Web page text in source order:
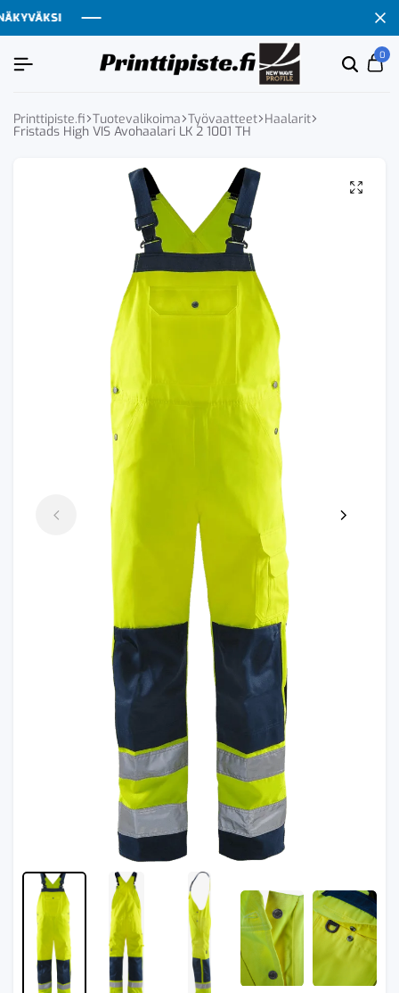
Etsi
0
Printtipiste.fi Tuotevalikoima Työvaatteet Haalarit
Fristads High VIS Avohaalari LK 2 1001 TH